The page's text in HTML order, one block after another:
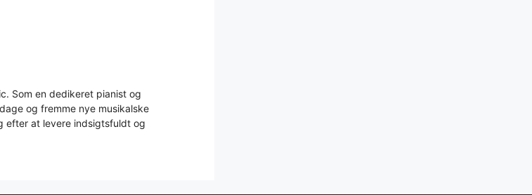
Som en dedikeret pianist og
og fremme nye musikalske
efter at levere indsigtsfuldt og